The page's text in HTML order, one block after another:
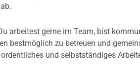
arbeitest gerne im Team, bist
bestmöglich zu betreuen und
und selbstständiges